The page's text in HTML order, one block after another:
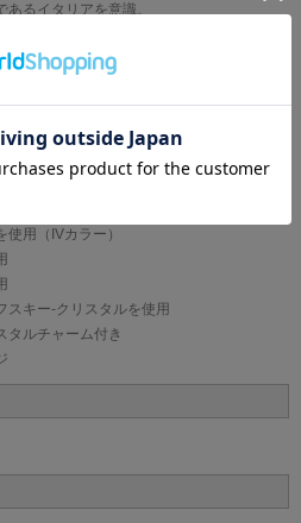
るイタリアを意識。
ルのリュクスな輝き。
寄せ、きれいな谷間を作るプッシュアップ
び
用（IVカラー）
スキー-クリスタルを使用
タルチャーム付き